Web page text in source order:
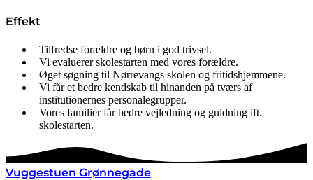
Effekt
Tilfredse forældre og børn i god trivsel.
Vi evaluerer skolestarten med vores forældre.
Øget søgning til Nørrevangs skolen og fritidshjemmene.
Vi får et bedre kendskab til hinanden på tværs af
institutionernes personalegrupper.
Vores familier får bedre vejledning og guidning ift.
skolestarten.
Vuggestuen Grønnegade